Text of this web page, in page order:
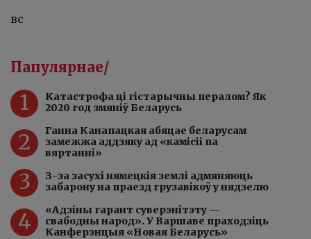
вс
Папулярнае/
1
Катастрофа ці гістарычны пералом? Як
2020 год змяніў Беларусь
2
Ганна Канапацкая абяцае беларусам
замежжа аддзяку ад «камісіі па
вяртанні»
3
З-за засухі нямецкія землі адмяняюць
забарону на праезд грузавікоў у нядзелю
4
«Адзіны гарант суверэнітэту —
свабодны народ». У Варшаве праходзіць
Канферэнцыя «Новая Беларусь»